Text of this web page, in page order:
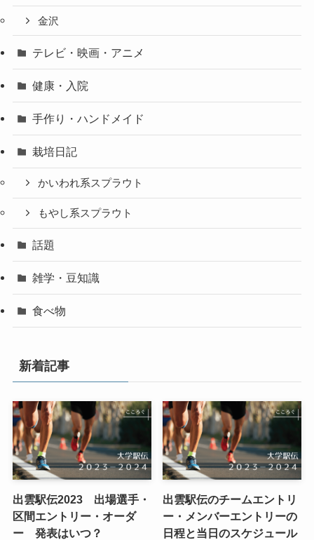
金沢
テレビ・映画・アニメ
健康・入院
手作り・ハンドメイド
栽培日記
かいわれ系スプラウト
もやし系スプラウト
話題
雑学・豆知識
食べ物
新着記事
出雲駅伝2023 出場選手・
区間エントリー・オーダ
ー 発表はいつ？
出雲駅伝のチームエントリ
ー・メンバーエントリーの
日程と当日のスケジュール